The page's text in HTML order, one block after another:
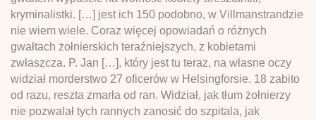
kryminalistki. […] jest ich 150 podobno, w Villmanstrandzie
nie wiem wiele. Coraz więcej opowiadań o różnych
gwałtach żołnierskich teraźniejszych, z kobietami
zwłaszcza. P. Jan […], który jest tu teraz, na własne oczy
widział morderstwo 27 oficerów w Helsingforsie. 18 zabito
od razu, reszta zmarła od ran. Widział, jak tłum żołnierzy
nie pozwalał tych rannych zanosić do szpitala, jak